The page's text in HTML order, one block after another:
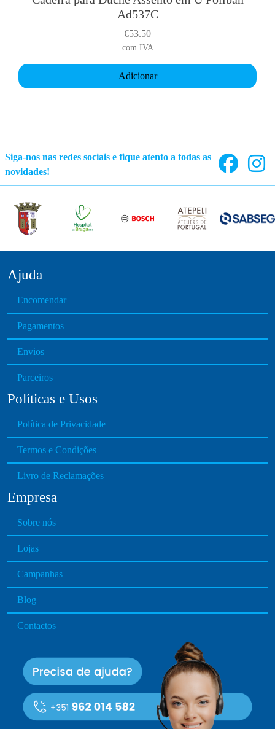
Ad537C
€53.50
com IVA
Adicionar
Siga-nos nas redes sociais e fique atento a todas as
novidades!
Ajuda
Encomendar
Pagamentos
Envios
Parceiros
Políticas e Usos
Política de Privacidade
Termos e Condições
Livro de Reclamações
Empresa
Sobre nós
Lojas
Campanhas
Blog
Contactos